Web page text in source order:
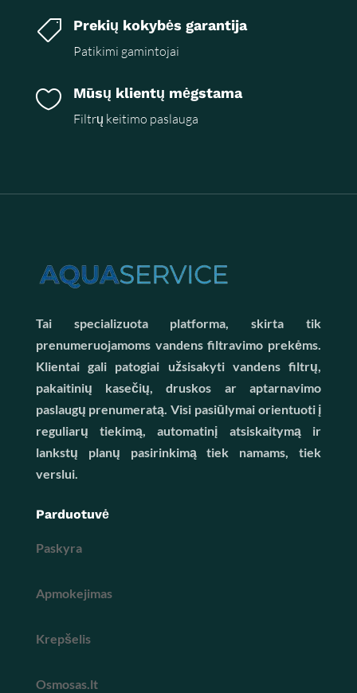
 Prekių kokybės garantija
Patikimi gamintojai
 Mūsų klientų mėgstama
Filtrų keitimo paslauga
Tai specializuota platforma, skirta tik
prenumeruojamoms vandens filtravimo prekėms.
Klientai gali patogiai užsisakyti vandens filtrų,
pakaitinių kasečių, druskos ar aptarnavimo
paslaugų prenumeratą. Visi pasiūlymai orientuoti į
reguliarų tiekimą, automatinį atsiskaitymą ir
lankstų planų pasirinkimą tiek namams, tiek
verslui.
Parduotuvė
Paskyra
Apmokejimas
Krepšelis
Osmosas.lt